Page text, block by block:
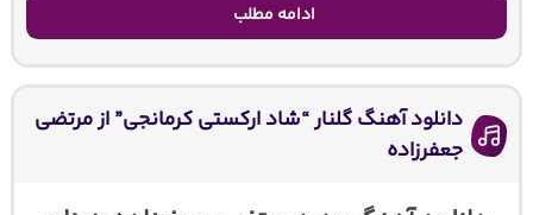
ادامه مطلب
دانلود آهنگ گلنار “شاد ارکستی کرمانجی” از مرتضی
جعفرزاده